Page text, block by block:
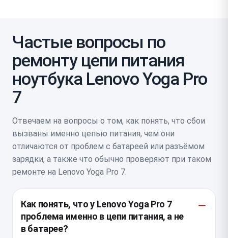
Частые вопросы по
ремонту цепи питания
ноутбука Lenovo Yoga Pro
7
Отвечаем на вопросы о том, как понять, что сбои
вызваны именно цепью питания, чем они
отличаются от проблем с батареей или разъёмом
зарядки, а также что обычно проверяют при таком
ремонте на Lenovo Yoga Pro 7.
Как понять, что у Lenovo Yoga Pro 7
проблема именно в цепи питания, а не
в батарее?